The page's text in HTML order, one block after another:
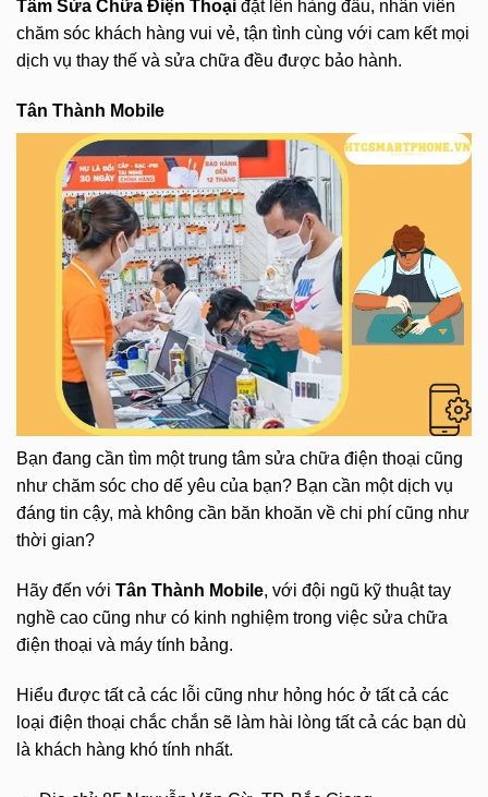
Tâm Sửa Chữa Điện Thoại đặt lên hàng đầu, nhân viên
chăm sóc khách hàng vui vẻ, tận tình cùng với cam kết mọi
dịch vụ thay thế và sửa chữa đều được bảo hành.
Tân Thành Mobile
Bạn đang cần tìm một trung tâm sửa chữa điện thoại cũng
như chăm sóc cho dế yêu của bạn? Bạn cần một dịch vụ
đáng tin cậy, mà không cần băn khoăn về chi phí cũng như
thời gian?
Hãy đến với Tân Thành Mobile, với đội ngũ kỹ thuật tay
nghề cao cũng như có kinh nghiệm trong việc sửa chữa
điện thoại và máy tính bảng.
Hiểu được tất cả các lỗi cũng như hỏng hóc ở tất cả các
loại điện thoại chắc chắn sẽ làm hài lòng tất cả các bạn dù
là khách hàng khó tính nhất.